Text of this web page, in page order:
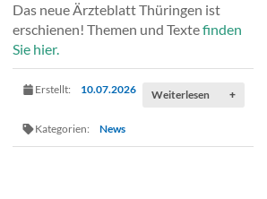
Das neue Ärzteblatt Thüringen ist
erschienen! Themen und Textefinden
Sie hier.
Erstellt: 10.07.2026
Kategorien: News
Weiterlesen +